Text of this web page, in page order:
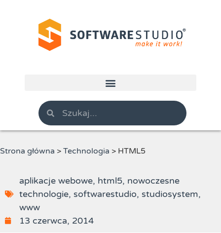
Strona główna > Technologia > HTML5
aplikacje webowe, html5, nowoczesne
technologie, softwarestudio, studiosystem,
www
13 czerwca, 2014